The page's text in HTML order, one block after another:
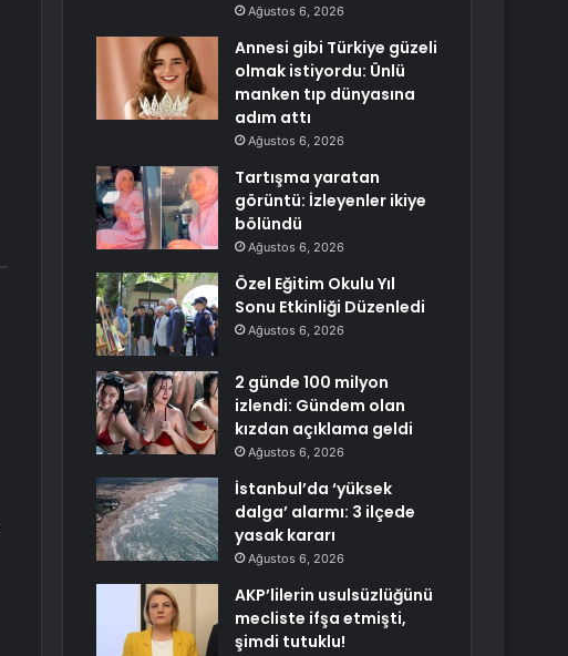
Ağustos 6, 2026
Annesi gibi Türkiye güzeli
olmak istiyordu: Ünlü
manken tıp dünyasına
adım attı
Ağustos 6, 2026
Tartışma yaratan
görüntü: İzleyenler ikiye
bölündü
Ağustos 6, 2026
Özel Eğitim Okulu Yıl
Sonu Etkinliği Düzenledi
Ağustos 6, 2026
2 günde 100 milyon
izlendi: Gündem olan
kızdan açıklama geldi
Ağustos 6, 2026
İstanbul’da ‘yüksek
dalga’ alarmı: 3 ilçede
yasak kararı
Ağustos 6, 2026
AKP’lilerin usulsüzlüğünü
mecliste ifşa etmişti,
şimdi tutuklu!